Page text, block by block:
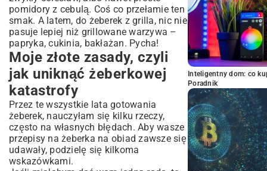
pomidory z cebulą. Coś co przełamie ten
smak. A latem, do żeberek z grilla, nic nie
pasuje lepiej niż grillowane warzywa –
papryka, cukinia, bakłażan. Pycha!
Moje złote zasady, czyli
jak uniknąć żeberkowej
katastrofy
Przez te wszystkie lata gotowania
żeberek, nauczyłam się kilku rzeczy,
często na własnych błędach. Aby wasze
przepisy na żeberka na obiad zawsze się
udawały, podzielę się kilkoma
wskazówkami.
Inteligentny dom: co
Poradnik